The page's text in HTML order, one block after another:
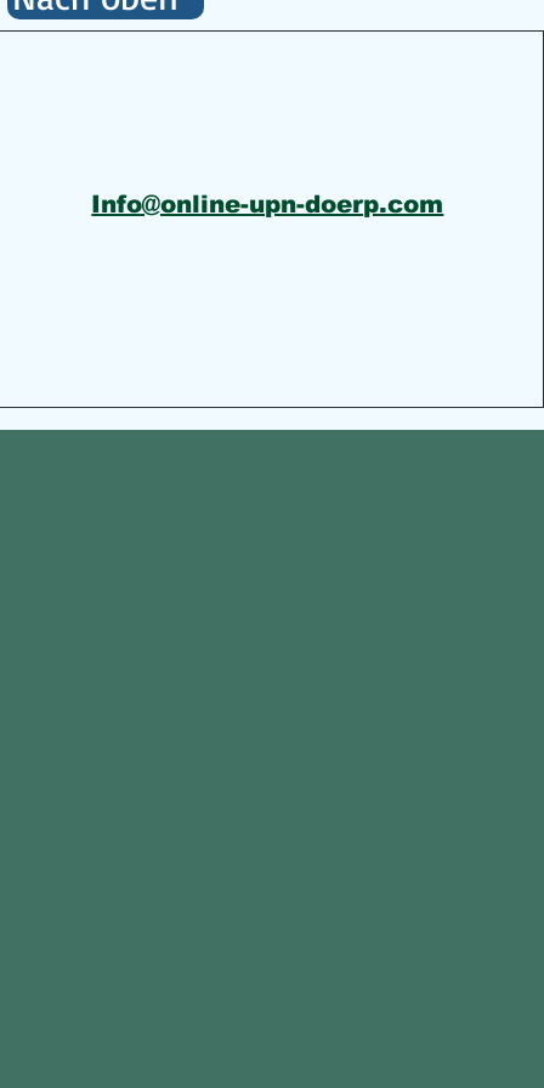
Info@online-upn-doerp.com